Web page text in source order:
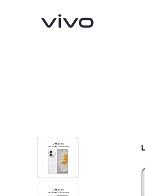
X300 Ultra